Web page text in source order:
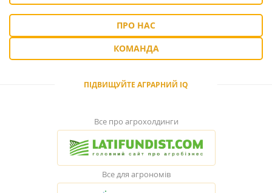
ПРО НАС
КОМАНДА
ПІДВИЩУЙТЕ АГРАРНИЙ IQ
Все про агрохолдинги
Все для агрономів